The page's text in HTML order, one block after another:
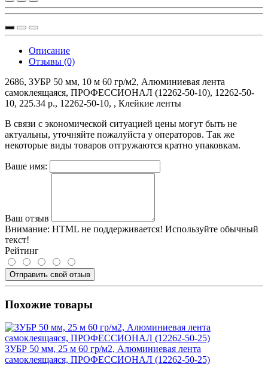
Описание
Отзывы (0)
2686, ЗУБР 50 мм, 10 м 60 гр/м2, Алюминиевая лента
самоклеящаяся, ПРОФЕССИОНАЛ (12262-50-10), 12262-50-
10, 225.34 р., 12262-50-10, , Клейкие ленты
В связи с экономической ситуацией цены могут быть не
актуальны, уточняйте пожалуйста у операторов. Так же
некоторые виды товаров отгружаются кратно упаковкам.
Ваше имя:
Ваш отзыв
Внимание: HTML не поддерживается! Используйте обычный
текст!
Рейтинг
Отправить свой отзыв
Похожие товары
ЗУБР 50 мм, 25 м 60 гр/м2, Алюминиевая лента
самоклеящаяся, ПРОФЕССИОНАЛ (12262-50-25)